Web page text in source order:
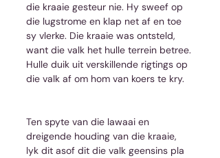
die kraaie gesteur nie. Hy sweef op
die lugstrome en klap net af en toe
sy vlerke. Die kraaie was ontsteld,
want die valk het hulle terrein betree.
Hulle duik uit verskillende rigtings op
die valk af om hom van koers te kry.
Ten spyte van die lawaai en
dreigende houding van die kraaie,
lyk dit asof dit die valk geensins pla